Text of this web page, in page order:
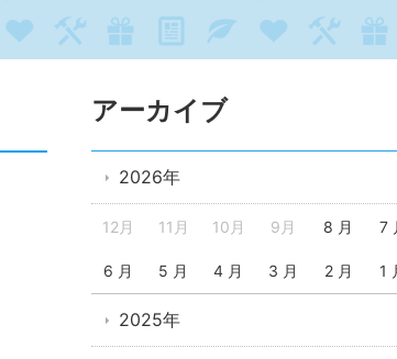
アーカイブ
2026年
12月 11月 10月 9月 8 月 7
6 月 5 月 4 月 3 月 2 月 1
2025年